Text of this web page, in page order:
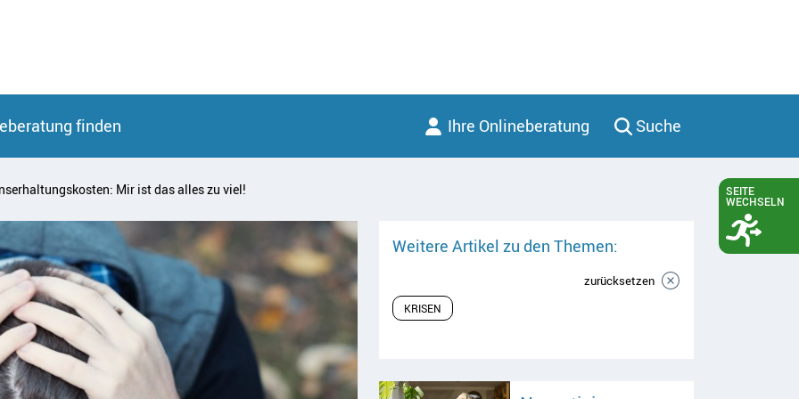
finden Ihre Onlineberatung Suche
Mir ist das alles zu viel!
Weitere Artikel zu den Themen:
KRISEN
zurücksetzen
SEITE
WECHSELN